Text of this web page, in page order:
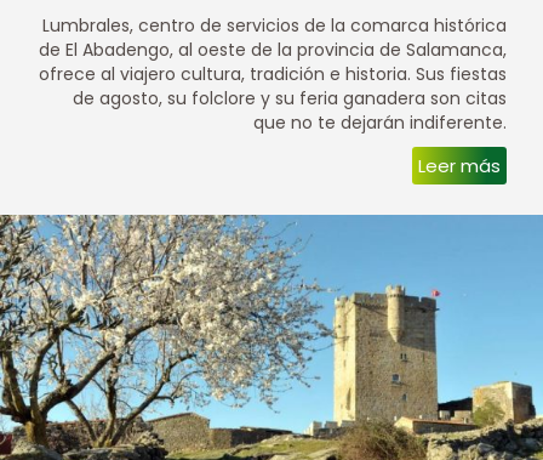
Lumbrales, centro de servicios de la comarca histórica
de El Abadengo, al oeste de la provincia de Salamanca,
ofrece al viajero cultura, tradición e historia. Sus fiestas
de agosto, su folclore y su feria ganadera son citas
que no te dejarán indiferente.
Leer más